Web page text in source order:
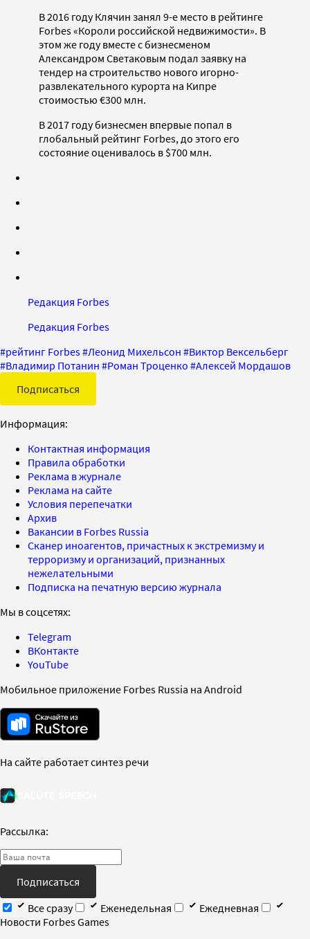
В 2016 году Клячин занял 9-е место в рейтинге
Forbes «Короли российской недвижимости». В
этом же году вместе с бизнесменом
Александром Светаковым подал заявку на
тендер на строительство нового игорно-
развлекательного курорта на Кипре
стоимостью €300 млн.
В 2017 году бизнесмен впервые попал в
глобальный рейтинг Forbes, до этого его
состояние оценивалось в $700 млн.
Редакция Forbes
Редакция Forbes
#рейтинг Forbes#Леонид Михельсон #Виктор Вексельберг
#Владимир Потанин #Роман Троценко #Алексей Мордашов
Подписаться
Информация:
Контактная информация
Правила обработки
Реклама в журнале
Реклама на сайте
Условия перепечатки
Архив
Вакансии в Forbes Russia
Сканер иноагентов, причастных к экстремизму и
терроризму и организаций, признанных
нежелательными
Подписка на печатную версию журнала
Мы в соцсетях:
Telegram
ВКонтакте
YouTube
Мобильное приложение Forbes Russia на Android
На сайте работает синтез речи
Рассылка:
Подписаться
Все сразу
Еженедельная
Ежедневная
Новости Forbes Games